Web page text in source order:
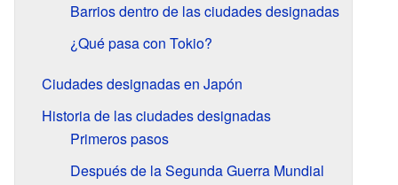
Barrios dentro de las ciudades designadas
¿Qué pasa con Tokio?
Ciudades designadas en Japón
Historia de las ciudades designadas
Primeros pasos
Después de la Segunda Guerra Mundial